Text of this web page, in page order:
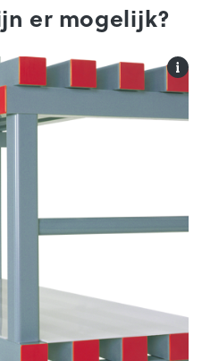
er mogelijk?